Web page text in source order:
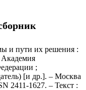
и пути их решения :
Академия
;
[и др.]. – Москва
1627. – Текст :